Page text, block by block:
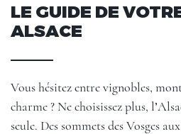
LE GUIDE DE
ALSACE
Vous hésitez entre vignobles,
charme ? Ne choisissez plus,
seule. Des sommets des Vosges